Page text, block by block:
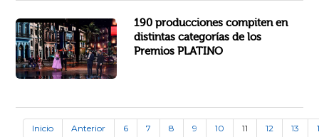
190 producciones compiten en
distintas categorías de los
Premios PLATINO
Un total de 124 películas, 52 miniseries y 14 series han sido incluidas en la fase actual de selección de los Premios...
Inicio Anterior 6 7 8 9 10 11 12 13